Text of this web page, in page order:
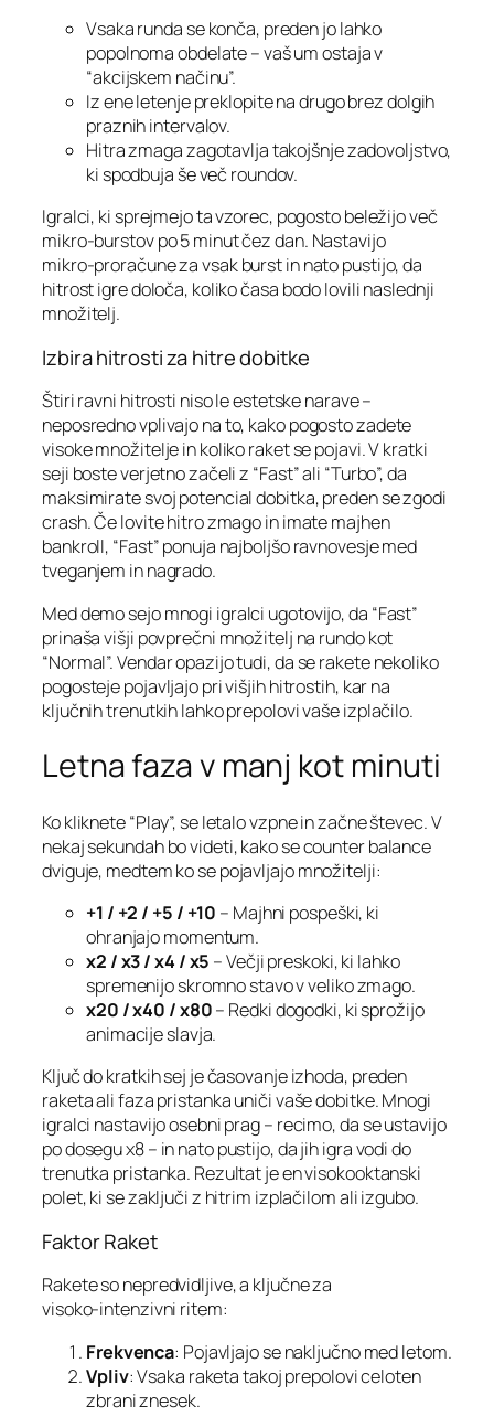
Vsaka runda se konča, preden jo lahko
popolnoma obdelate – vaš um ostaja v
“akcijskem načinu”.
Iz ene letenje preklopite na drugo brez dolgih
praznih intervalov.
Hitra zmaga zagotavlja takojšnje zadovoljstvo,
ki spodbuja še več roundov.
Igralci, ki sprejmejo ta vzorec, pogosto beležijo več
mikro‑burstov po 5 minut čez dan. Nastavijo
mikro‑proračune za vsak burst in nato pustijo, da
hitrost igre določa, koliko časa bodo lovili naslednji
množitelj.
Izbira hitrosti za hitre dobitke
Štiri ravni hitrosti niso le estetske narave –
neposredno vplivajo na to, kako pogosto zadete
visoke množitelje in koliko raket se pojavi. V kratki
seji boste verjetno začeli z “Fast” ali “Turbo”, da
maksimirate svoj potencial dobitka, preden se zgodi
crash. Če lovite hitro zmago in imate majhen
bankroll, “Fast” ponuja najboljšo ravnovesje med
tveganjem in nagrado.
Med demo sejo mnogi igralci ugotovijo, da “Fast”
prinaša višji povprečni množitelj na rundo kot
“Normal”. Vendar opazijo tudi, da se rakete nekoliko
pogosteje pojavljajo pri višjih hitrostih, kar na
ključnih trenutkih lahko prepolovi vaše izplačilo.
Letna faza v manj kot minuti
Ko kliknete “Play”, se letalo vzpne in začne števec. V
nekaj sekundah bo videti, kako se counter balance
dviguje, medtem ko se pojavljajo množitelji:
+1 / +2 / +5 / +10 – Majhni pospeški, ki
ohranjajo momentum.
x2 / x3 / x4 / x5 – Večji preskoki, ki lahko
spremenijo skromno stavo v veliko zmago.
x20 / x40 / x80– Redki dogodki, ki sprožijo
animacije slavja.
Ključ do kratkih sej je časovanje izhoda, preden
raketa ali faza pristanka uniči vaše dobitke. Mnogi
igralci nastavijo osebni prag – recimo, da se ustavijo
po dosegu x8 – in nato pustijo, da jih igra vodi do
trenutka pristanka. Rezultat je en visokooktanski
polet, ki se zaključi z hitrim izplačilom ali izgubo.
Faktor Raket
Rakete so nepredvidljive, a ključne za
visoko‑intenzivni ritem:
Frekvenca: Pojavljajo se naključno med letom.
Vpliv: Vsaka raketa takoj prepolovi celoten
zbrani znesek.